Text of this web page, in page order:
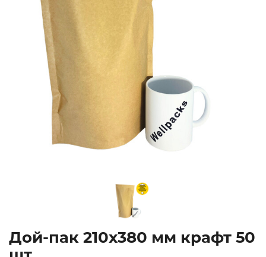
Дой-пак 210х380 мм крафт 50